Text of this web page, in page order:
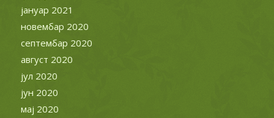
јануар 2021
новембар 2020
септембар 2020
август 2020
јул 2020
јун 2020
мај 2020